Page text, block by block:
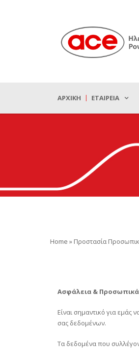
ΑΡΧΙΚΉ ΕΤΑΙΡΕΊΑ
Home » Προστασία
Ασφάλεια &
Είναι σημαντικό για εμάς
σας δεδομένων.
Τα δεδομένα που